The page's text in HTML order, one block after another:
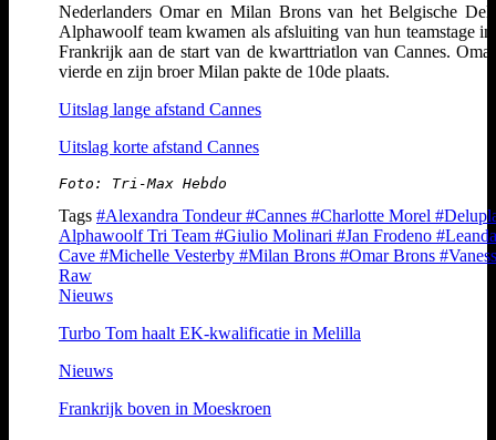
Nederlanders Omar en Milan Brons van het Belgische
Alphawoolf team kwamen als afsluiting van hun teamstage
Frankrijk aan de start van de kwarttriatlon van Cannes.
vierde en zijn broer Milan pakte de 10de plaats.
Uitslag lange afstand Cannes
Uitslag korte afstand Cannes
Tags #Alexandra Tondeur#Cannes #Charlotte Morel
Alphawoolf Tri Team #Giulio Molinari #Jan Frodeno #Leanda
Cave #Michelle Vesterby #Milan Brons #Omar Brons
Raw
Nieuws
Turbo Tom haalt EK-kwalificatie in Melilla
Nieuws
Frankrijk boven in Moeskroen